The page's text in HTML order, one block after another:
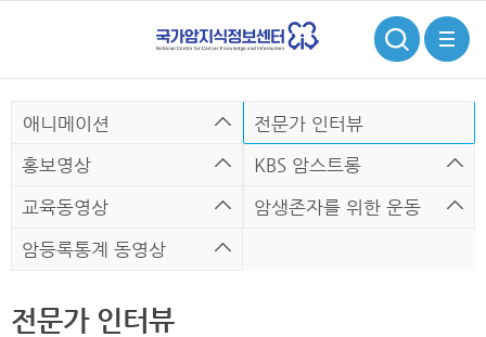
검
색
전
체
메
뉴
애니메이션
전문가 인터뷰
홍보영상
KBS 암스트롱
교육동영상
암생존자를 위한 운동
암등록통계 동영상
전문가 인터뷰